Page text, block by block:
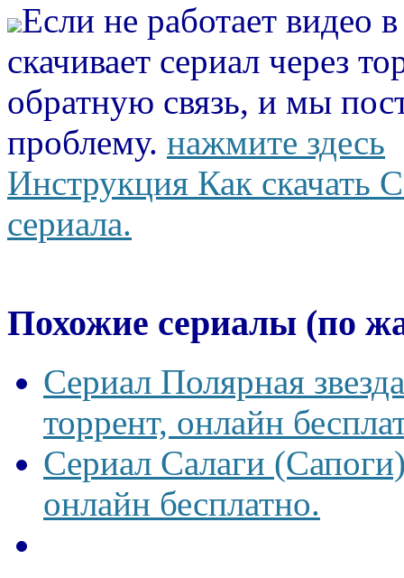
Если не работает видео
скачивает сериал через
обратную связь, и мы
проблему. нажмите здесь
Инструкция Как скачать
сериала.
Похожие сериалы (по
Сериал Полярная
торрент, онлайн
Сериал Салаги
онлайн бесплатно.